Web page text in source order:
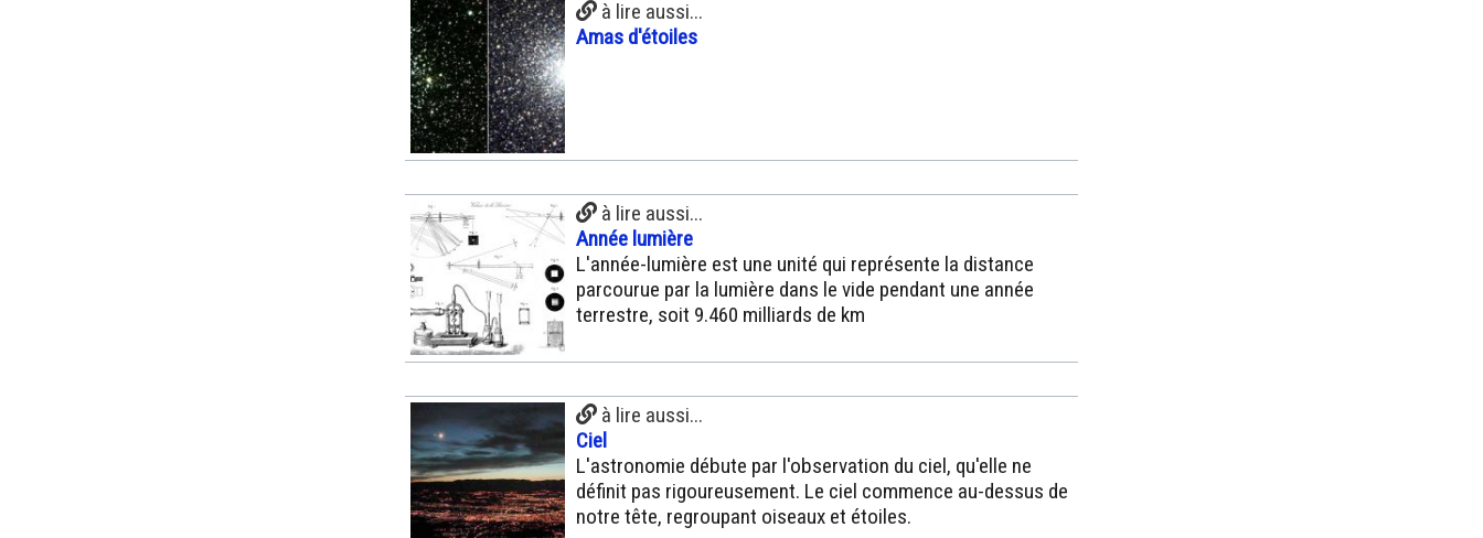
à lire aussi...
Amas d'étoiles
à lire aussi...
Année lumière
L'année-lumière est une unité qui représente la distance
parcourue par la lumière dans le vide pendant une année
terrestre, soit 9.460 milliards de km
à lire aussi...
Ciel
L'astronomie débute par l'observation du ciel, qu'elle ne
définit pas rigoureusement. Le ciel commence au-dessus de
notre tête, regroupant oiseaux et étoiles.